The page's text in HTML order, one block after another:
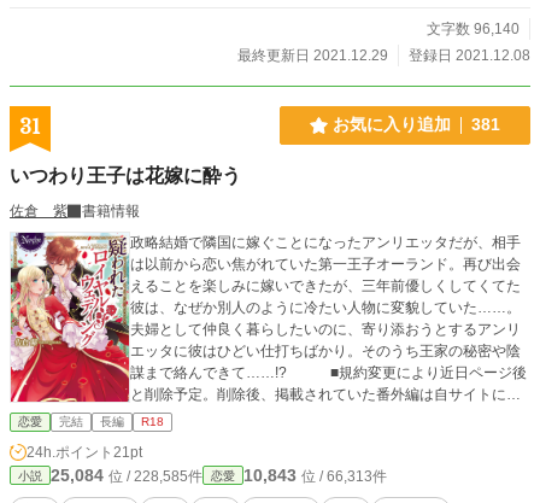
文字数 96,140
最終更新日 2021.12.29
登録日 2021.12.08
31 お気に入り追加 381
いつわり王子は花嫁に酔う
佐倉 紫
書籍情報
政略結婚で隣国に嫁ぐことになったアンリエッタだが、相手
は以前から恋い焦がれていた第一王子オーランド。再び出会
えることを楽しみに嫁いできたが、三年前優しくしてくてた
彼は、なぜか別人のように冷たい人物に変貌していた……。
夫婦として仲良く暮らしたいのに、寄り添おうとするアンリ
エッタに彼はひどい仕打ちばかり。そのうち王家の秘密や陰
謀まで絡んできて……!? ■規約変更により近日ページ後
と削除予定。削除後、掲載されていた番外編は自サイトにて
公開します。 ■書籍化のため本編のみ11/11に削除いた
しました。番外編はそのまま残してあります。また書籍化に
伴いタイトルが変更され、書籍タイトルは『疑われたロイヤ
ルウエディング』となっております。 ■2012/12/30
恋愛 完結 長編 R18
24h.ポイント 21pt
小説 25,084 位 / 228,585件 恋愛 10,843 位 / 66,313件